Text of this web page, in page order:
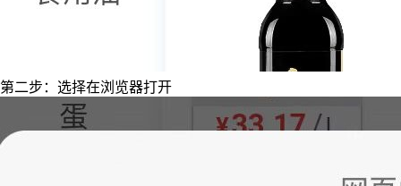
第二步：选择在浏览器打开